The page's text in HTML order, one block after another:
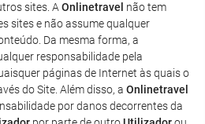
sites. AOnlinetravel não tem
sites e não assume qualquer
Da mesma forma, a
responsabilidade pela
páginas de Internet às quais o
do Site. Além disso, a Onlinetravel
por danos decorrentes da